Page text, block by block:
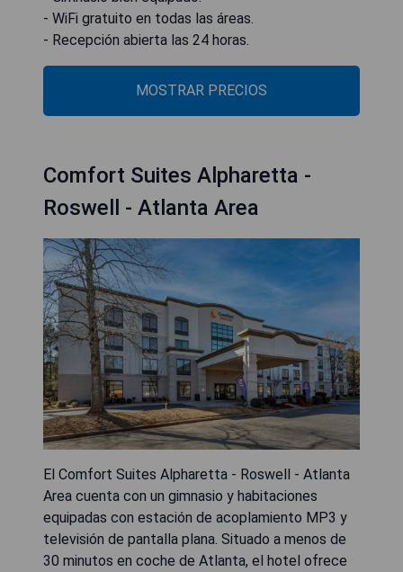
- WiFi gratuito en todas las áreas.
- Recepción abierta las 24 horas.
MOSTRAR PRECIOS
Comfort Suites Alpharetta -
Roswell - Atlanta Area
El Comfort Suites Alpharetta - Roswell - Atlanta
Area cuenta con un gimnasio y habitaciones
equipadas con estación de acoplamiento MP3 y
televisión de pantalla plana. Situado a menos de
30 minutos en coche de Atlanta, el hotel ofrece